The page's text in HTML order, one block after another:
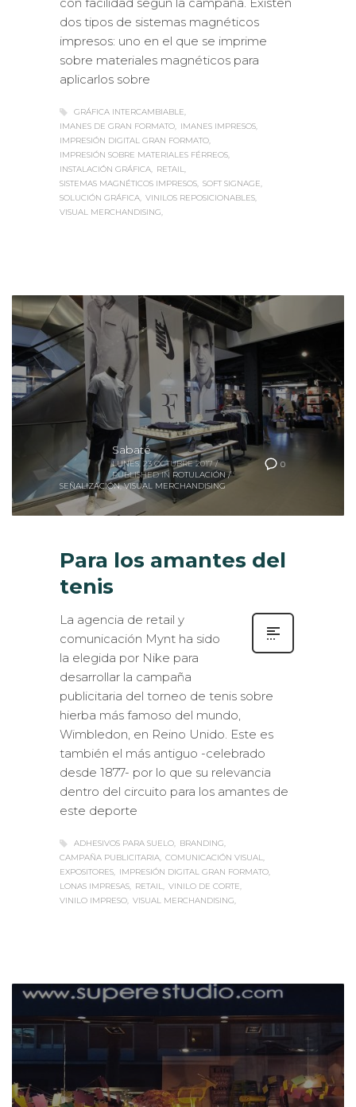
dos tipos de sistemas magnéticos
impresos: uno en el que se imprime
sobre materiales magnéticos para
aplicarlos sobre
IMANES DE GRAN FORMATO
IMANES IMPRESOS
IMPRESIÓN DIGITAL GRAN FORMATO
IMPRESIÓN SOBRE MATERIALES FÉRREOS
INSTALACIÓN GRÁFICA RETAIL
SISTEMAS MAGNÉTICOS IMPRESOS
SOLUCIÓN GRÁFICA VINILOS REPOSICIONABLES
VISUAL MERCHANDISING
Sabaté
LUNES, 23 OCTUBRE 2017 /
PUBLISHED IN ROTULACIÓN /
SEÑALIZACIÓN,VISUAL MERCHANDISING
Para los amantes del
tenis
comunicación Mynt ha sido
la elegida por Nike para
desarrollar la campaña
publicitaria del torneo de tenis sobre
hierba más famoso del mundo,
Wimbledon, en Reino Unido. Este es
también el más antiguo -celebrado
desde 1877- por lo que su relevancia
dentro del circuito para los amantes de
este deporte
CAMPAÑA PUBLICITARIA COMUNICACIÓN VISUAL
EXPOSITORES IMPRESIÓN DIGITAL GRAN FORMATO
LONAS IMPRESAS
RETAIL VINILO DE CORTE
VINILO IMPRESO
VISUAL MERCHANDISING